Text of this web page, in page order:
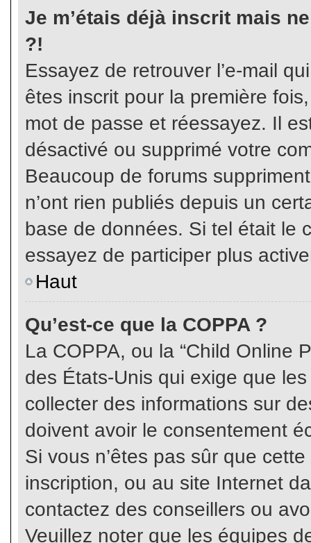
Je m’étais déjà inscrit mais
?!
Essayez de retrouver l’e-mail
êtes inscrit pour la première
mot de passe et réessayez. Il
désactivé ou supprimé votre
Beaucoup de forums
n’ont rien publiés depuis un
base de données. Si tel était le
essayez de participer plus
Haut
Qu’est-ce que la COPPA ?
La COPPA, ou la “Child Online
des États-Unis qui exige que
collecter des informations sur
doivent avoir le consentement
Si vous n’êtes pas sûr que
inscription, ou au site Internet
contactez des conseillers ou
Veuillez noter que les équipes